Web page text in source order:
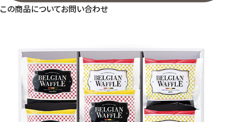
この商品についてお問い合わせ